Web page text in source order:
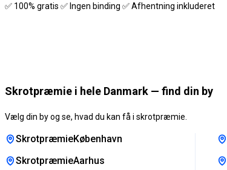
✅ 100% gratis ✅ Ingen binding ✅ Afhentning inkluderet
Skrotpræmie i hele Danmark — find din by
Vælg din by og se, hvad du kan få i skrotpræmie.
SkrotpræmieKøbenhavn
SkrotpræmieAarhus